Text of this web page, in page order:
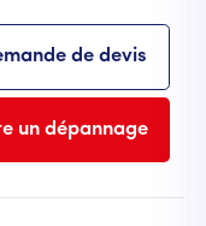
de devis
un dépannage